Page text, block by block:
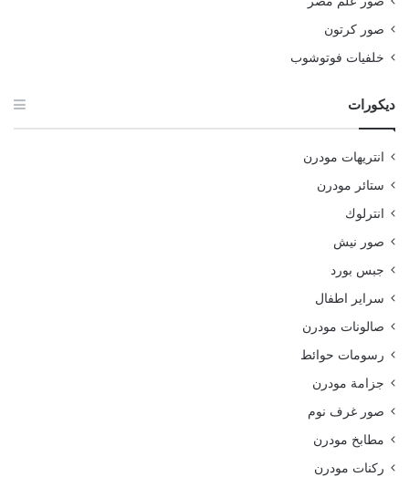
صور كرتون
خلفيات فوتوشوب
ديكورات
انتريهات مودرن
ستائر مودرن
انترلوك
صور نيش
جبس بورد
سراير اطفال
صالونات مودرن
رسومات حوائط
جزامة مودرن
صور غرف نوم
مطابخ مودرن
ركنات مودرن